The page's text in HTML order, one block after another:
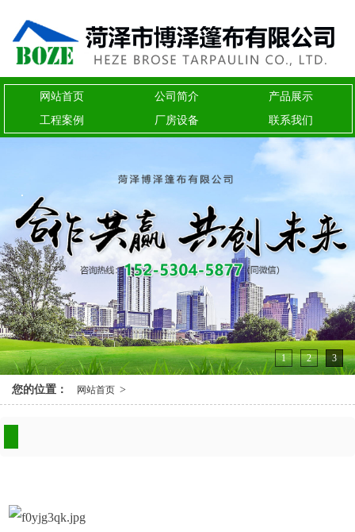
网站首页 公司简介
产品展示
工程案例
厂房设备 联系我们
1 2 3
您的位置： 网站首页 >